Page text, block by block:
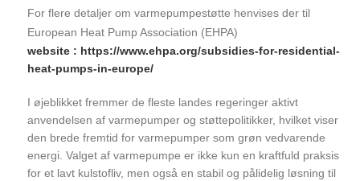
For flere detaljer om varmepumpestøtte henvises der til
European Heat Pump Association (EHPA)
website : https://www.ehpa.org/subsidies-for-residential-
heat-pumps-in-europe/
I øjeblikket fremmer de fleste landes regeringer aktivt
anvendelsen af varmepumper og støttepolitikker, hvilket viser
den brede fremtid for varmepumper som grøn vedvarende
energi. Valget af varmepumpe er ikke kun en kraftfuld praksis
for et lavt kulstofliv, men også en stabil og pålidelig løsning til